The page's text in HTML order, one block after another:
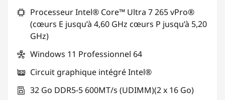
Processeur Intel® Core™ Ultra 7 265 vPro®
(cœurs E jusqu’à 4,60 GHz cœurs P jusqu’à 5,20
GHz)
Windows 11 Professionnel 64
Circuit graphique intégré Intel®
32 Go DDR5-5 600MT/s (UDIMM)(2 x 16 Go)